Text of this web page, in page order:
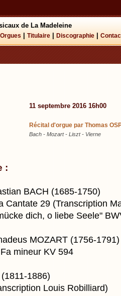
de La Madeleine
Orgues Titulaire Discographie
11 septembre 2016 16h00
Récital d'orgue par Thomas
Bach - Mozart - Liszt - Vierne
:
BACH (1685-1750)
Cantate 29 (Transcription
dich, o liebe Seele"
MOZART (1756-1791)
mineur KV 594
1886)
Louis Robilliard)